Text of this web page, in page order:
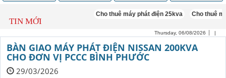
TIN MỚI
Cho thuê máy phát điện 25kva Cho thuê
Thursday, 06/08/2026 |
BÀN GIAO MÁY PHÁT ĐIỆN NISSAN 200KVA
CHO ĐƠN VỊ PCCC BÌNH PHƯỚC
29/03/2026